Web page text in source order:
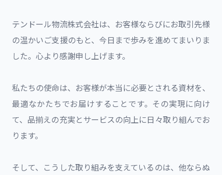
テンドール物流株式会社は、お客様ならびにお取引先様
の温かいご支援のもと、今日まで歩みを進めてまいりま
した。心より感謝申し上げます。
私たちの使命は、お客様が本当に必要とされる資材を、
最適なかたちでお届けすることです。その実現に向け
て、品揃えの充実とサービスの向上に日々取り組んでお
ります。
そして、こうした取り組みを支えているのは、他ならぬ